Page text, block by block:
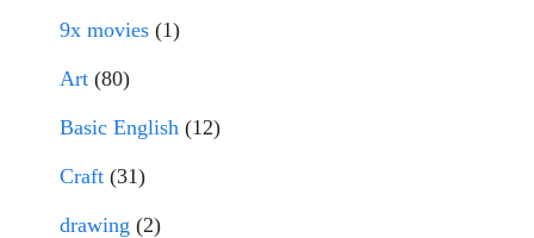
9x movies (1)
Art (80)
Basic English (12)
Craft (31)
drawing (2)